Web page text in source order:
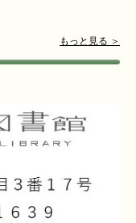
もっと見る ＞